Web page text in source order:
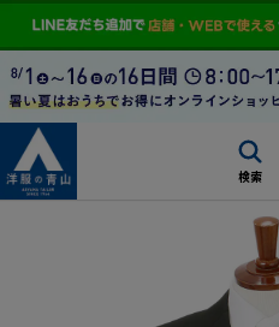
検索